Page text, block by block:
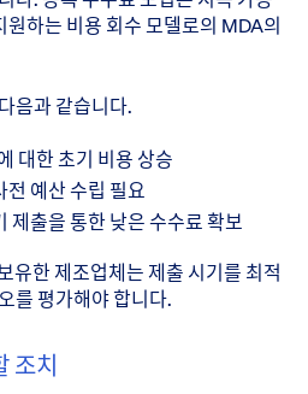
원하는 비용 회수 모델로의 MDA의
음과 같습니다.
대한 초기 비용 상승
예산 수립 필요
제출을 통한 낮은 수수료 확보
유한 제조업체는 제출 시기를 최적
를 평가해야 합니다.
조치